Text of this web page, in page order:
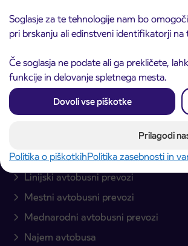
Soglasje za te tehnologije nam bo
pri brskanju ali edinstveni identifikatorji
Če soglasja ne podate ali ga prekličete,
funkcije in delovanje spletnega mesta.
Dovoli vse piškotke
Prilagodi
Politika o piškotkihPolitika zasebnosti in
Ulica Mirka Vadnova 8
4000 Kranj
Slovenija
Avtobusni prevozi
Linijski avtobusni prevozi
Mestni avtobusni prevozi
Mednarodni avtobusni prevozi
Najem avtobusa